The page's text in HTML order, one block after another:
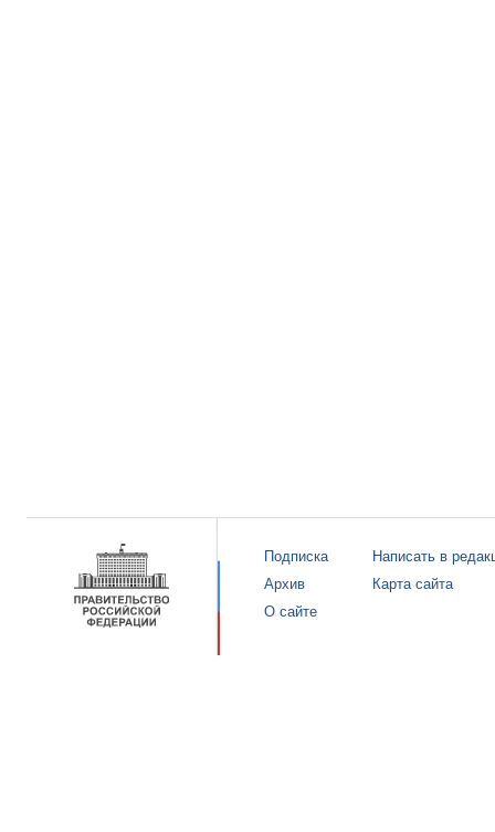
Подписка
Архив
О сайте
Написать в
Карта сайта